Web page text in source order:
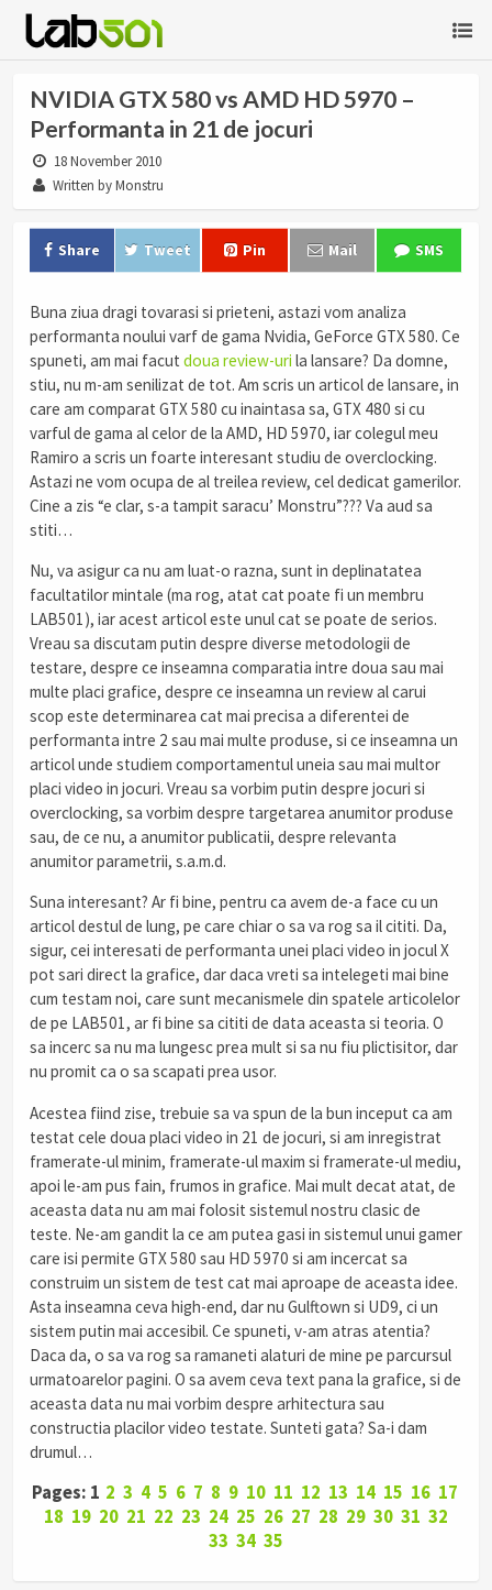
NVIDIA GTX 580 vs AMD HD 5970 –
Performanta in 21 de jocuri
18 November 2010
Written by Monstru
Share Tweet Pin Mail SMS
Buna ziua dragi tovarasi si prieteni, astazi vom analiza
performanta noului varf de gama Nvidia, GeForce GTX 580. Ce
spuneti, am mai facut doua review-uri la lansare? Da domne,
stiu, nu m-am senilizat de tot. Am scris un articol de lansare, in
care am comparat GTX 580 cu inaintasa sa, GTX 480 si cu
varful de gama al celor de la AMD, HD 5970, iar colegul meu
Ramiro a scris un foarte interesant studiu de overclocking.
Astazi ne vom ocupa de al treilea review, cel dedicat gamerilor.
Cine a zis “e clar, s-a tampit saracu’ Monstru”??? Va aud sa
stiti…
Nu, va asigur ca nu am luat-o razna, sunt in deplinatatea
facultatilor mintale (ma rog, atat cat poate fi un membru
LAB501), iar acest articol este unul cat se poate de serios.
Vreau sa discutam putin despre diverse metodologii de
testare, despre ce inseamna comparatia intre doua sau mai
multe placi grafice, despre ce inseamna un review al carui
scop este determinarea cat mai precisa a diferentei de
performanta intre 2 sau mai multe produse, si ce inseamna un
articol unde studiem comportamentul uneia sau mai multor
placi video in jocuri. Vreau sa vorbim putin despre jocuri si
overclocking, sa vorbim despre targetarea anumitor produse
sau, de ce nu, a anumitor publicatii, despre relevanta
anumitor parametrii, s.a.m.d.
Suna interesant? Ar fi bine, pentru ca avem de-a face cu un
articol destul de lung, pe care chiar o sa va rog sa il cititi. Da,
sigur, cei interesati de performanta unei placi video in jocul X
pot sari direct la grafice, dar daca vreti sa intelegeti mai bine
cum testam noi, care sunt mecanismele din spatele articolelor
de pe LAB501, ar fi bine sa cititi de data aceasta si teoria. O
sa incerc sa nu ma lungesc prea mult si sa nu fiu plictisitor, dar
nu promit ca o sa scapati prea usor.
Acestea fiind zise, trebuie sa va spun de la bun inceput ca am
testat cele doua placi video in 21 de jocuri, si am inregistrat
framerate-ul minim, framerate-ul maxim si framerate-ul mediu,
apoi le-am pus fain, frumos in grafice. Mai mult decat atat, de
aceasta data nu am mai folosit sistemul nostru clasic de
teste. Ne-am gandit la ce am putea gasi in sistemul unui gamer
care isi permite GTX 580 sau HD 5970 si am incercat sa
construim un sistem de test cat mai aproape de aceasta idee.
Asta inseamna ceva high-end, dar nu Gulftown si UD9, ci un
sistem putin mai accesibil. Ce spuneti, v-am atras atentia?
Daca da, o sa va rog sa ramaneti alaturi de mine pe parcursul
urmatoarelor pagini. O sa avem ceva text pana la grafice, si de
aceasta data nu mai vorbim despre arhitectura sau
constructia placilor video testate. Sunteti gata? Sa-i dam
drumul…
Pages: 1 2 3 4 5 6 7 8 9 10 11 12 13 14 15 16 17
18 19 20 21 22 23 24 25 26 27 28 29 30 31 32
33 34 35